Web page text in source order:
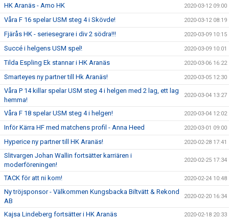
HK Aranäs - Amo HK 2020-03-12 09:00
Våra F 16 spelar USM steg 4 i Skövde! 2020-03-12 08:19
Fjärås HK - seriesegrare i div 2 södra!!! 2020-03-09 10:15
Succé i helgens USM spel! 2020-03-09 10:01
Tilda Espling Ek stannar i HK Aranäs 2020-03-06 16:22
Smarteyes ny partner till Hk Aranäs! 2020-03-05 12:30
Våra P 14 killar spelar USM steg 4 i helgen med 2 lag, ett lag
hemma!
2020-03-04 13:27
Våra F 18 spelar USM steg 4 i helgen! 2020-03-04 12:02
Inför Kärra HF med matchens profil - Anna Heed 2020-03-01 09:00
Hyperice ny partner till HK Aranäs! 2020-02-28 17:41
Slitvargen Johan Wallin fortsätter karriären i
moderföreningen!
2020-02-25 17:34
TACK för att ni kom! 2020-02-24 10:48
Ny tröjsponsor - Välkommen Kungsbacka Biltvätt & Rekond
AB
2020-02-20 16:34
Kajsa Lindeberg fortsätter i HK Aranäs 2020-02-18 20:33